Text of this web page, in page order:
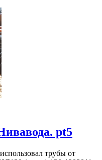
pt5
трубы от